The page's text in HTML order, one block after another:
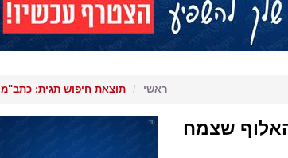
ראשי תוצאת חיפוש תגית: כתב"מ
שצמח